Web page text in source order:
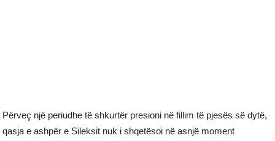
Përveç një periudhe të shkurtër presioni në fillim të pjesës së dytë,
qasja e ashpër e Sileksit nuk i shqetësoi në asnjë moment